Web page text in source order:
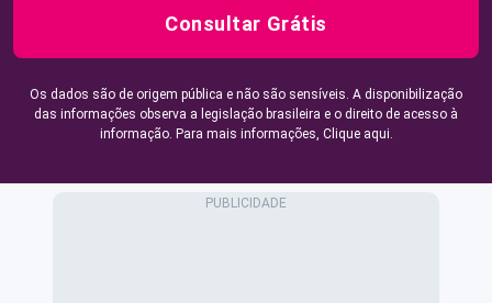
Consultar Grátis
Os dados são de origem pública e não são sensíveis. A disponibilização
das informações observa a legislação brasileira e o direito de acesso à
informação. Para mais informações, Clique aqui.